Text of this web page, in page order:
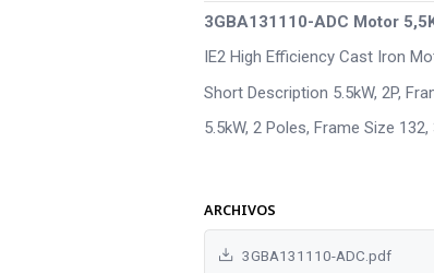
3GBA131110-ADC Motor
IE2 High Efficiency Cast Iron
Short Description 5.5kW, 2P,
5.5kW, 2 Poles, Frame Size
ARCHIVOS
3GBA131110-ADC.pdf